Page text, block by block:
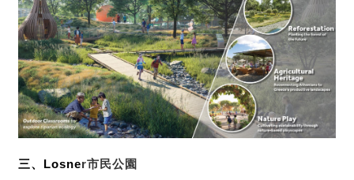
三、Losner市民公園